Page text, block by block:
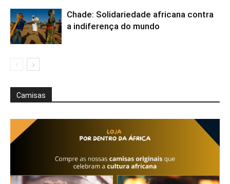
Chade: Solidariedade africana contra
a indiferença do mundo
Camisas